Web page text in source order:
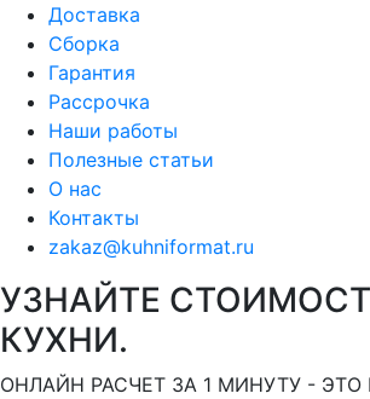
Доставка
Сборка
Гарантия
Рассрочка
Наши работы
Полезные статьи
О нас
Контакты
zakaz@kuhniformat.ru
УЗНАЙТЕ
КУХНИ.
ОНЛАЙН РАСЧЕТ ЗА 1 МИНУТУ - ЭТО